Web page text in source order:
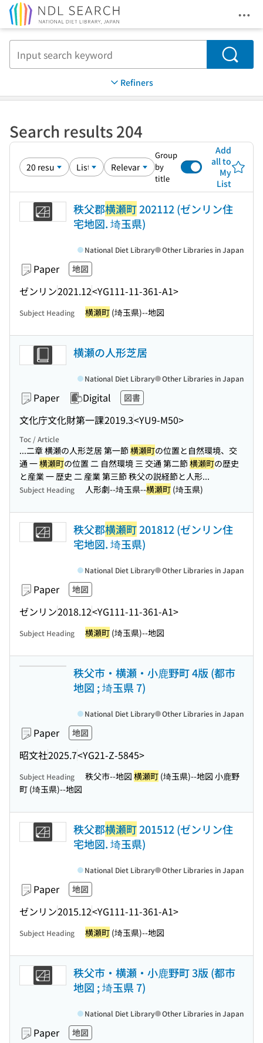
Search
Refiners
Search results 204
Group
by
title
Add
all to
My
List
秩父郡横瀬町202112 (ゼンリン住
宅地図. 埼玉県)
Paper 地図
ゼンリン2021.12<YG111-11-361-A1>
National Diet Library Other Libraries in Japan
Subject Heading 横瀬町 (埼玉県)--地図
横瀬の人形芝居
Paper Digital 図書
文化庁文化財第一課2019.3<YU9-M50>
National Diet Library Other Libraries in Japan
Toc / Article
...二章 横瀬の人形芝居 第一節横瀬町の位置と自然環境、交
通 一横瀬町の位置 二 自然環境 三 交通 第二節横瀬町の歴史
と産業 一 歴史 二 産業 第三節 秩父の説経節と人形...
Subject Heading 人形劇--埼玉県--横瀬町 (埼玉県)
秩父郡横瀬町201812 (ゼンリン住
宅地図. 埼玉県)
Paper 地図
ゼンリン2018.12<YG111-11-361-A1>
National Diet Library Other Libraries in Japan
Subject Heading 横瀬町 (埼玉県)--地図
秩父市・横瀬・小鹿野町 4版 (都市
地図 ; 埼玉県 7)
Paper 地図
昭文社2025.7<YG21-Z-5845>
National Diet Library Other Libraries in Japan
Subject Heading 秩父市--地図 横瀬町 (埼玉県)--地図 小鹿野
町 (埼玉県)--地図
秩父郡横瀬町201512 (ゼンリン住
宅地図. 埼玉県)
Paper 地図
ゼンリン2015.12<YG111-11-361-A1>
National Diet Library Other Libraries in Japan
Subject Heading 横瀬町 (埼玉県)--地図
秩父市・横瀬・小鹿野町 3版 (都市
地図 ; 埼玉県 7)
Paper 地図
National Diet Library Other Libraries in Japan